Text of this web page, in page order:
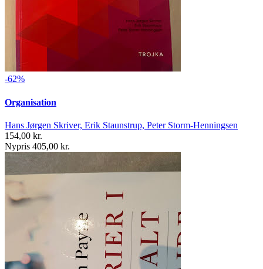
-62%
Organisation
Hans Jørgen Skriver, Erik Staunstrup, Peter Storm-Henningsen
154,00 kr.
Nypris 405,00 kr.